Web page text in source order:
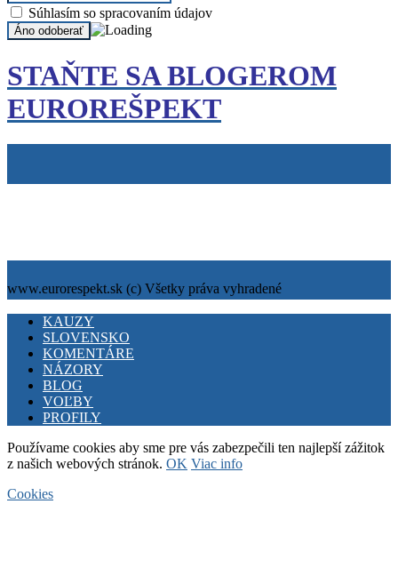
Súhlasím so spracovaním údajov
STAŇTE SA BLOGEROM
EUROREŠPEKT
www.eurorespekt.sk (c) Všetky práva vyhradené
Facebook
Twitter
YoutubeKAUZY
SLOVENSKO
KOMENTÁRE
NÁZORY
BLOG
VOĽBY
PROFILY
Používame cookies aby sme pre vás zabezpečili ten najlepší zážitok
z našich webových stránok. OK Viac info
Cookies